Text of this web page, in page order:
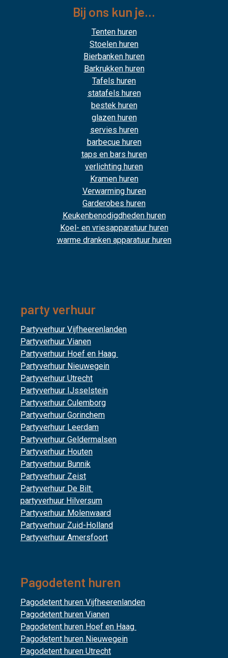
Bij ons kun je...
Tenten huren
Stoelen huren
Bierbanken huren
Barkrukken huren
Tafels huren
statafels huren
bestek huren
glazen huren
servies huren
barbecue huren
taps en bars huren
verlichting huren
Kramen huren
Verwarming huren
Garderobes huren
Keukenbenodigdheden huren
Koel- en vriesapparatuur huren
warme dranken apparatuur huren
party verhuur
Partyverhuur Vijfheerenlanden
Partyverhuur Vianen
Partyverhuur Hoef en Haag
Partyverhuur Nieuwegein
Partyverhuur Utrecht
Partyverhuur IJsselstein
Partyverhuur Culemborg
Partyverhuur Gorinchem
Partyverhuur Leerdam
Partyverhuur Geldermalsen
Partyverhuur Houten
Partyverhuur Bunnik
Partyverhuur Zeist
Partyverhuur De Bilt
partyverhuur Hilversum
Partyverhuur Molenwaard
Partyverhuur Zuid-Holland
Partyverhuur Amersfoort
Pagodetent huren
Pagodetent huren Vijfheerenlanden
Pagodetent huren Vianen
Pagodetent huren Hoef en Haag
Pagodetent huren Nieuwegein
Pagodetent huren Utrecht